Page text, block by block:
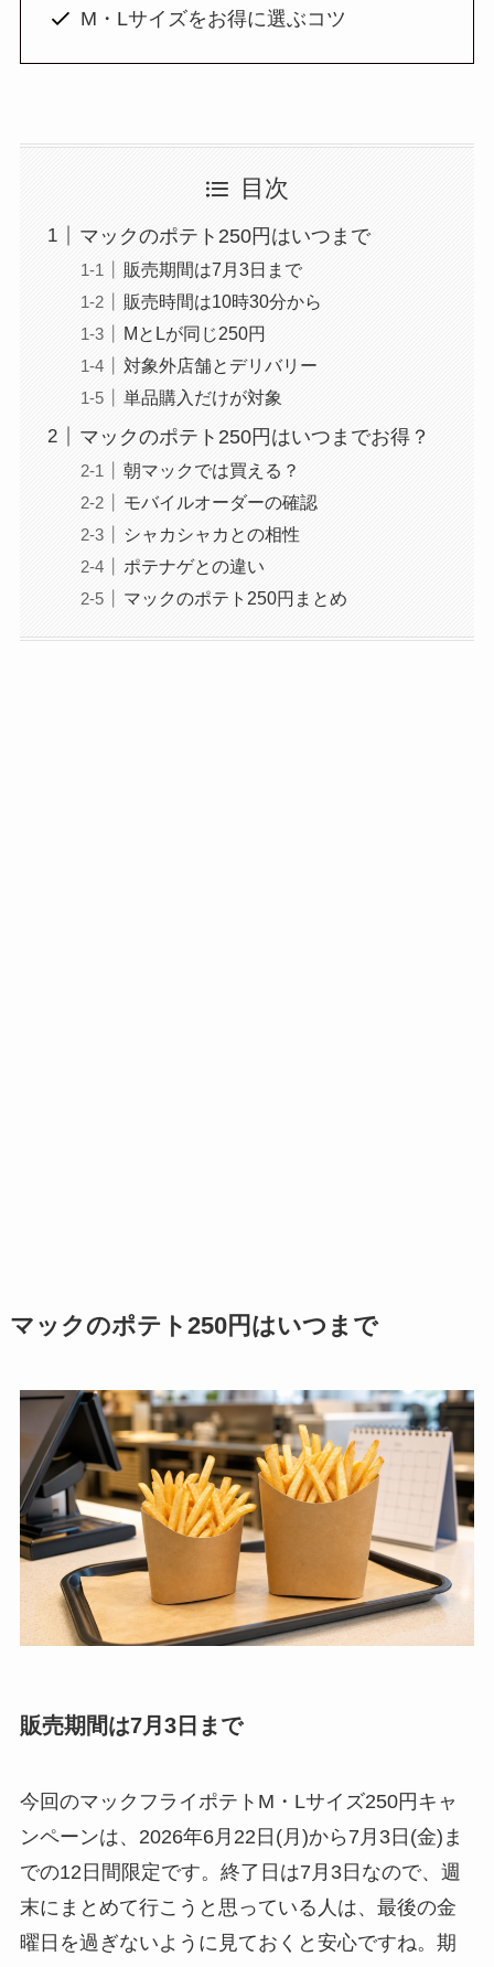
M・Lサイズをお得に選ぶコツ
目次
マックのポテト250円はいつまで
販売期間は7月3日まで
販売時間は10時30分から
MとLが同じ250円
対象外店舗とデリバリー
単品購入だけが対象
マックのポテト250円はいつまでお得？
朝マックでは買える？
モバイルオーダーの確認
シャカシャカとの相性
ポテナゲとの違い
マックのポテト250円まとめ
マックのポテト250円はいつまで
販売期間は7月3日まで
今回のマックフライポテトM・Lサイズ250円キャ
ンペーンは、2026年6月22日(月)から7月3日(金)ま
での12日間限定です。終了日は7月3日なので、週
末にまとめて行こうと思っている人は、最後の金
曜日を過ぎないように見ておくと安心ですね。期